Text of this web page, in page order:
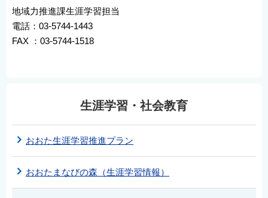
地域力推進課生涯学習担当
電話：03-5744-1443
FAX ：03-5744-1518
生涯学習・社会教育
おおた生涯学習推進プラン
おおたまなびの森（生涯学習情報）